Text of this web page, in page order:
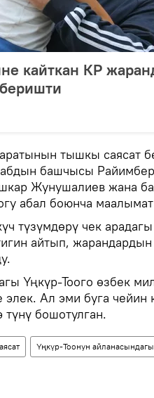
кайткан КР
тышкы саясат
башчысы
Жунушалиев жана
абал боюнча
түзүмдөрү чек
айтып, жарандардын
Үңкүр-Тоого өзбек
элек. Ал эми буга чейин
бошотулган.
Үңкүр-Тоонун